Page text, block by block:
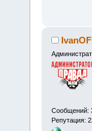
Сообщений:
Репутация: